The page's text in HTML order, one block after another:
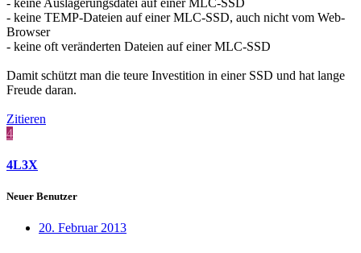
- keine TEMP-Dateien auf einer MLC-SSD, auch nicht vom Web-
Browser
- keine oft veränderten Dateien auf einer MLC-SSD
Damit schützt man die teure Investition in einer SSD und hat lange
Freude daran.
Zitieren
4
4L3X
Neuer Benutzer
20. Februar 2013